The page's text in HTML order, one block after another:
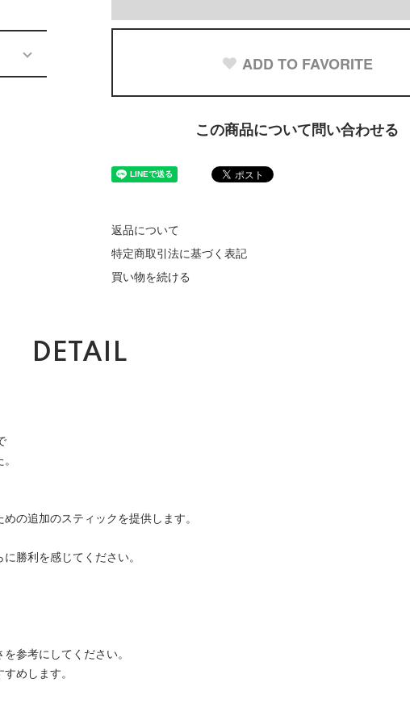
ADD TO FAVORITE
この商品について問い合わせる
返品について
特定商取引法に基づく表記
買い物を続ける
DETAIL
の追加のスティックを提供します。
勝利を感じてください。
参考にしてください。
めします。